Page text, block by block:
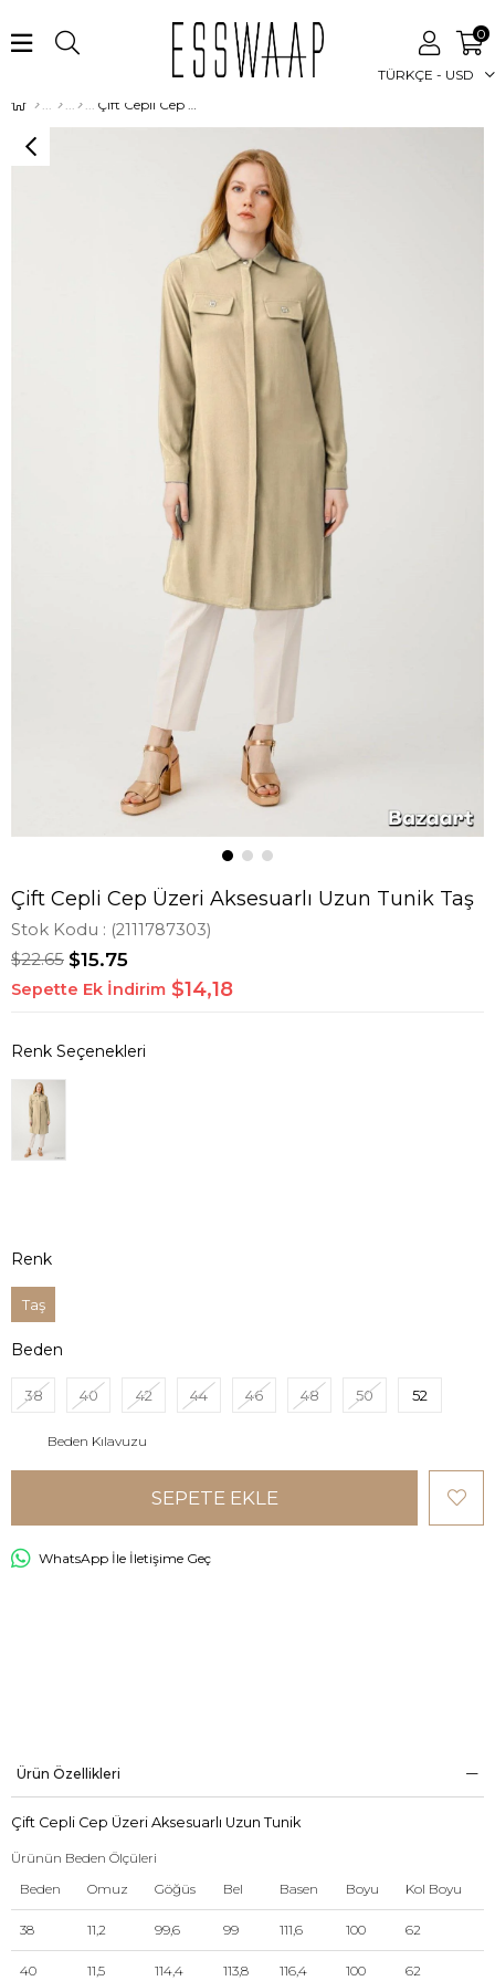
TÜRKÇE - USD
0
Çift Cepli Cep Üzeri Aksesuarlı Uzun Tunik Taş
Çift Cepli Cep Üzeri Aksesuarlı Uzun Tunik Taş
Stok Kodu (2111787303)
$22.65 $15.75
Sepette Ek İndirim $14,18
Renk
Taş
Beden
38 40 42 44 46 48 50 52
Beden Kılavuzu
WhatsApp İle İletişime Geç
Ürün Özellikleri
Çift Cepli Cep Üzeri Aksesuarlı Uzun Tunik
Ürünün Beden Ölçüleri
Beden
Omuz Göğüs Bel Basen Boyu Kol Boyu
38 11,2 99,6 99 111,6 100 62
40 11,5 114,4 113,8 116,4 100 62